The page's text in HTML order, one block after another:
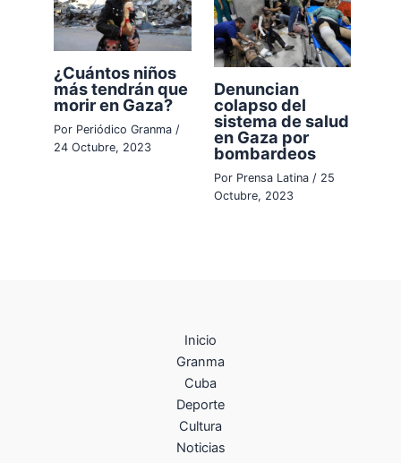
¿Cuántos niños
más tendrán que
morir en Gaza?
Por Periódico Granma /
24 Octubre, 2023
Denuncian
colapso del
sistema de salud
en Gaza por
bombardeos
Por Prensa Latina / 25
Octubre, 2023
Inicio
Granma
Cuba
Deporte
Cultura
Noticias